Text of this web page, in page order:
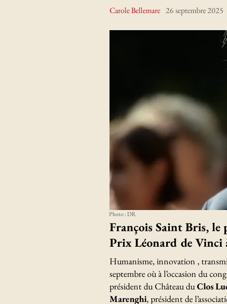
26 septembre 2025
Carole Bellemare
Photo : DR
François Saint Bris, le
Prix Léonard de Vinci
Humanisme, innovation ,
septembre où à l’occasion du
président du Château duClos
Marenghi, président de